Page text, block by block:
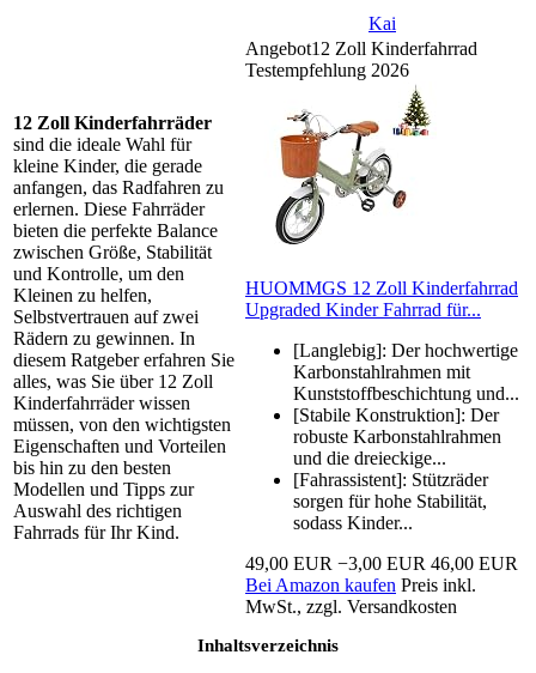
Kai
12 Zoll Kinderfahrräder
sind die ideale Wahl für
kleine Kinder, die gerade
anfangen, das Radfahren zu
erlernen. Diese Fahrräder
bieten die perfekte Balance
zwischen Größe, Stabilität
und Kontrolle, um den
Kleinen zu helfen,
Selbstvertrauen auf zwei
Rädern zu gewinnen. In
diesem Ratgeber erfahren Sie
alles, was Sie über 12 Zoll
Kinderfahrräder wissen
müssen, von den wichtigsten
Eigenschaften und Vorteilen
bis hin zu den besten
Modellen und Tipps zur
Auswahl des richtigen
Fahrrads für Ihr Kind.
Angebot12 Zoll Kinderfahrrad
Testempfehlung 2026
HUOMMGS 12 Zoll Kinderfahrrad
Upgraded Kinder Fahrrad für...
[Langlebig]: Der hochwertige
Karbonstahlrahmen mit
Kunststoffbeschichtung und...
[Stabile Konstruktion]: Der
robuste Karbonstahlrahmen
und die dreieckige...
[Fahrassistent]: Stützräder
sorgen für hohe Stabilität,
sodass Kinder...
49,00 EUR −3,00 EUR 46,00 EUR
Bei Amazon kaufen Preis inkl.
MwSt., zzgl. Versandkosten
Inhaltsverzeichnis